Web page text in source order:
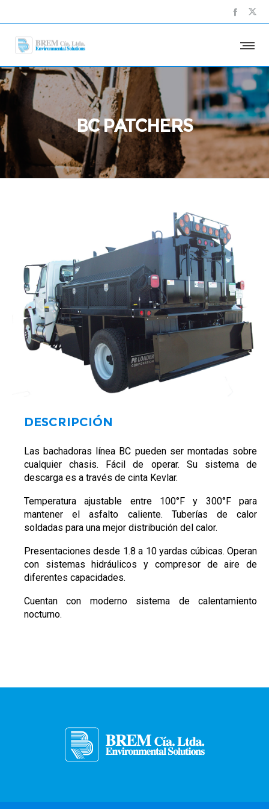
BC PATCHERS
DESCRIPCIÓN
Las bachadoras línea BC pueden ser montadas sobre
cualquier chasis. Fácil de operar. Su sistema de
descarga es a través de cinta Kevlar.
Temperatura ajustable entre 100°F y 300°F para
mantener el asfalto caliente. Tuberías de calor
soldadas para una mejor distribución del calor.
Presentaciones desde 1.8 a 10 yardas cúbicas. Operan
con sistemas hidráulicos y compresor de aire de
diferentes capacidades.
Cuentan con moderno sistema de calentamiento
nocturno.